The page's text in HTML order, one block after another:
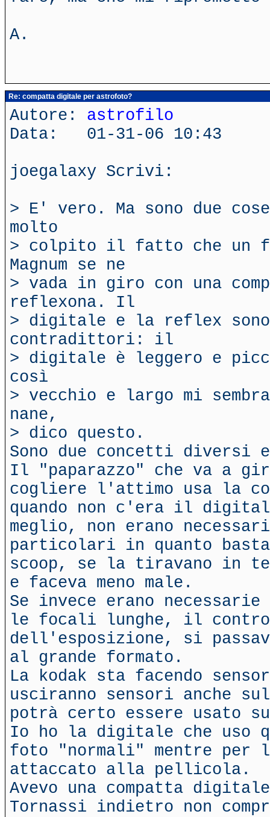
A.
Re: compatta digitale per astrofoto?
Autore: astrofilo
Data: 01-31-06 10:43
joegalaxy Scrivi:
> E' vero. Ma sono due
molto
> colpito il fatto che un
Magnum se ne
> vada in giro con una
reflexona. Il
> digitale e la reflex sono
contradittori: il
> digitale è leggero e
così
> vecchio e largo mi
nane,
> dico questo.
Sono due concetti diversi
Il "paparazzo" che va a
cogliere l'attimo usa la
quando non c'era il
meglio, non erano
particolari in quanto
scoop, se la tiravano in
e faceva meno male.
Se invece erano
le focali lunghe, il
dell'esposizione, si
al grande formato.
La kodak sta facendo
usciranno sensori anche
potrà certo essere usato
Io ho la digitale che uso
foto "normali" mentre per
attaccato alla pellicola.
Avevo una compatta
Tornassi indietro non